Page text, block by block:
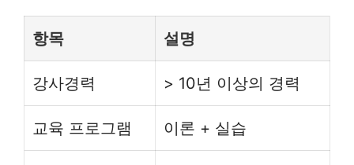
항목 설명
강사경력 > 10년 이상의 경력
교육 프로그램 이론 + 실습